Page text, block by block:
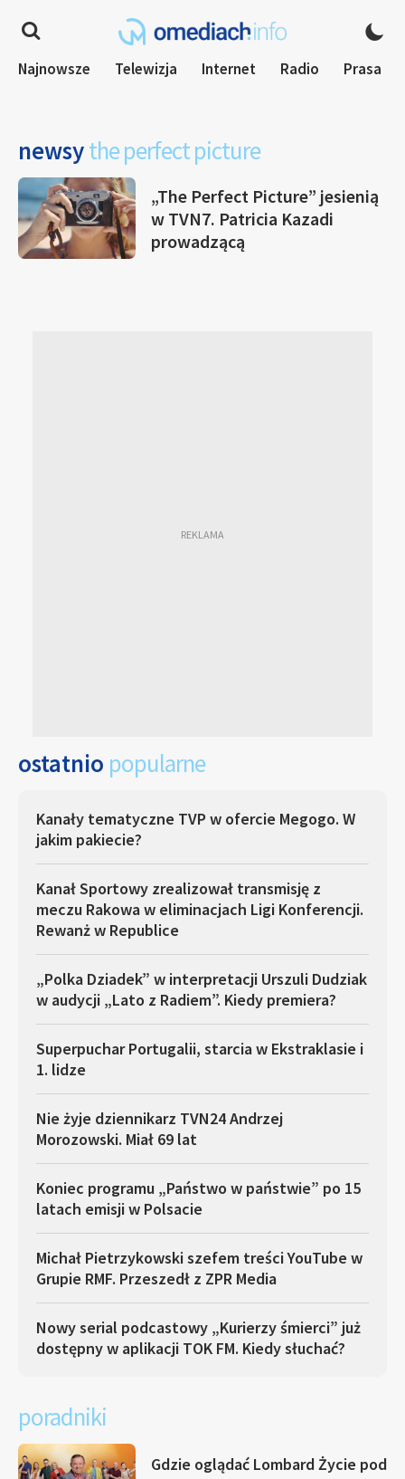
Najnowsze Telewizja Internet Radio Prasa
newsythe perfect picture
„The Perfect Picture” jesienią
w TVN7. Patricia Kazadi
prowadzącą
ostatnio popularne
Kanały tematyczne TVP w ofercie Megogo. W
jakim pakiecie?
Kanał Sportowy zrealizował transmisję z
meczu Rakowa w eliminacjach Ligi Konferencji.
Rewanż w Republice
„Polka Dziadek” w interpretacji Urszuli Dudziak
w audycji „Lato z Radiem”. Kiedy premiera?
Superpuchar Portugalii, starcia w Ekstraklasie i
1. lidze
Nie żyje dziennikarz TVN24 Andrzej
Morozowski. Miał 69 lat
Koniec programu „Państwo w państwie” po 15
latach emisji w Polsacie
Michał Pietrzykowski szefem treści YouTube w
Grupie RMF. Przeszedł z ZPR Media
Nowy serial podcastowy „Kurierzy śmierci” już
dostępny w aplikacji TOK FM. Kiedy słuchać?
poradniki
Gdzie oglądać Lombard Życie pod